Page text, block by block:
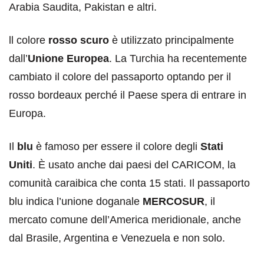
Arabia Saudita, Pakistan e altri.
ll colore rosso scuro è utilizzato principalmente
dall’Unione Europea. La Turchia ha recentemente
cambiato il colore del passaporto optando per il
rosso bordeaux perché il Paese spera di entrare in
Europa.
Il blu è famoso per essere il colore degli Stati
Uniti. È usato anche dai paesi del CARICOM, la
comunità caraibica che conta 15 stati. Il passaporto
blu indica l’unione doganale MERCOSUR, il
mercato comune dell’America meridionale, anche
dal Brasile, Argentina e Venezuela e non solo.